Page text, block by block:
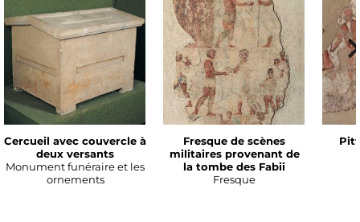
Cercueil avec couvercle à
deux versants
Monument funéraire et les
ornements
Fresque de scènes
militaires provenant de
la tombe des Fabii
Fresque